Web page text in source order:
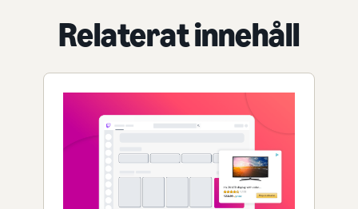
Relaterat innehåll